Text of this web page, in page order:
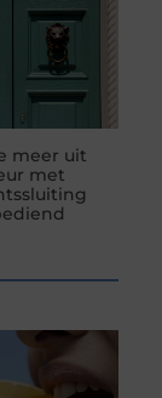
meer uit
met